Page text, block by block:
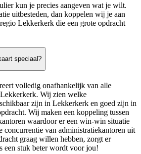
kun je precies aangeven wat je wilt.
uitbesteden, dan koppelen wij je aan
Lekkerkerk die een grote opdracht
speciaal?
volledig onafhankelijk van alle
Wij zien welke
zijn in Lekkerkerk en goed zijn in
Wij maken een koppeling tussen
waardoor er een win-win situatie
concurrentie van administratiekantoren uit
graag willen hebben, zorgt er
een stuk beter wordt voor jou!